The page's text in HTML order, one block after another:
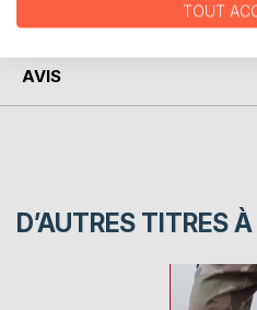
AVIS
D’AUTRES TITRES
TOUT